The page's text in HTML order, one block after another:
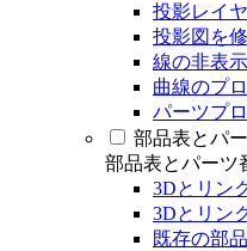
投影レイ
投影図を
線の非表
曲線のプ
パーツプ
部品表とパ
部品表とパーツ
3Dとリン
3Dとリン
既存の部